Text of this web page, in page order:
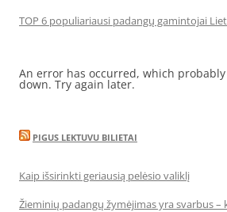
TOP 6 populiariausi padangų gamintojai
An error has occurred, which
down. Try again later.
PIGUS LEKTUVU BILIETAI
Kaip išsirinkti geriausią pelėsio valiklį
Žieminių padangų žymėjimas yra svarbus –